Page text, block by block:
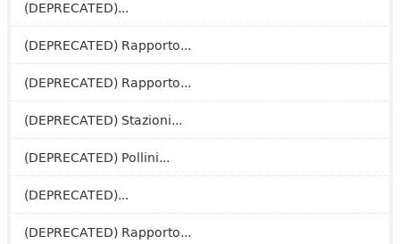
(DEPRECATED)...
(DEPRECATED) Rapporto...
(DEPRECATED) Rapporto...
(DEPRECATED) Stazioni...
(DEPRECATED) Pollini...
(DEPRECATED)...
(DEPRECATED) Rapporto...